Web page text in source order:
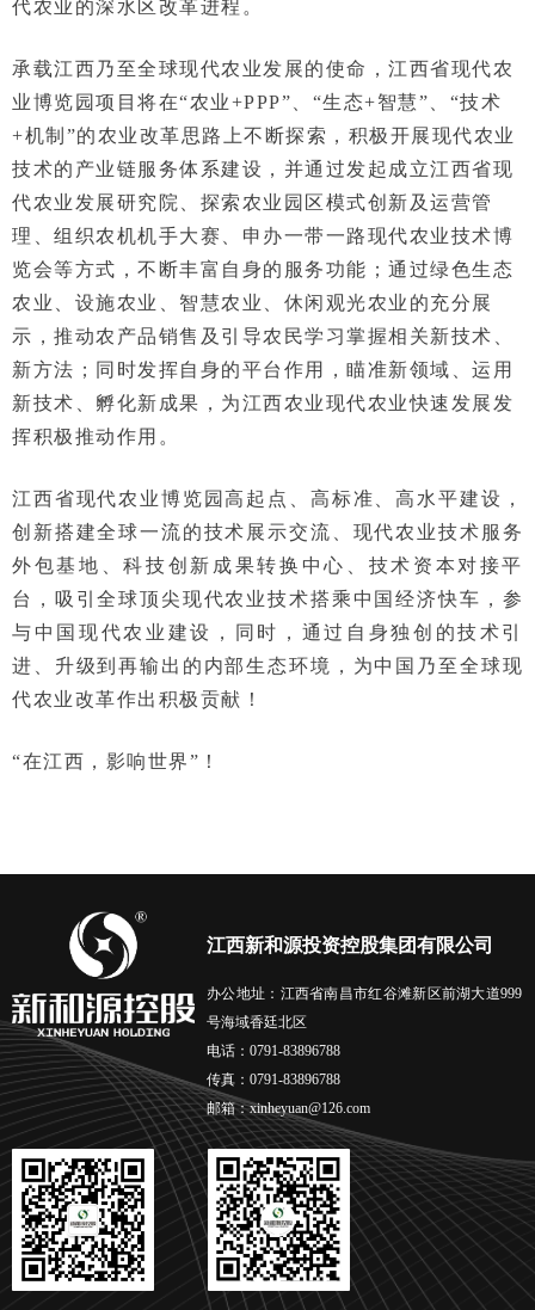
代农业的深水区改革进程。
承载江西乃至全球现代农业发展的使命，江西省现代农
业博览园项目将在“农业+PPP”、“生态+智慧”、“技术
+机制”的农业改革思路上不断探索，积极开展现代农业
技术的产业链服务体系建设，并通过发起成立江西省现
代农业发展研究院、探索农业园区模式创新及运营管
理、组织农机机手大赛、申办一带一路现代农业技术博
览会等方式，不断丰富自身的服务功能；通过绿色生态
农业、设施农业、智慧农业、休闲观光农业的充分展
示，推动农产品销售及引导农民学习掌握相关新技术、
新方法；同时发挥自身的平台作用，瞄准新领域、运用
新技术、孵化新成果，为江西农业现代农业快速发展发
挥积极推动作用。
江西省现代农业博览园高起点、高标准、高水平建设，
创新搭建全球一流的技术展示交流、现代农业技术服务
外包基地、科技创新成果转换中心、技术资本对接平
台，吸引全球顶尖现代农业技术搭乘中国经济快车，参
与中国现代农业建设，同时，通过自身独创的技术引
进、升级到再输出的内部生态环境，为中国乃至全球现
代农业改革作出积极贡献！
“在江西，影响世界”！
江西新和源投资控股集团有限公司
办公地址：江西省南昌市红谷滩新区前湖大道999
号海域香廷北区
电话：0791-83896788
传真：0791-83896788
邮箱：xinheyuan@126.com